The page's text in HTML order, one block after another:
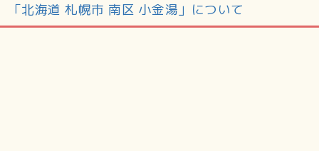
「北海道 札幌市 南区 小金湯」について